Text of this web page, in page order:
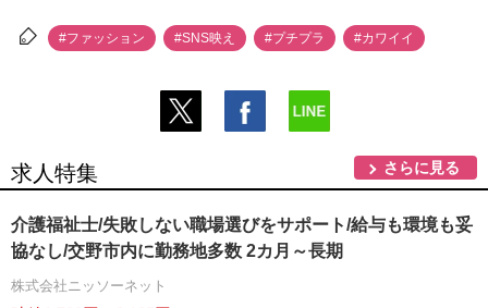
#ファッション #SNS映え #プチプラ #カワイイ
求人特集 さらに見る
介護福祉士/失敗しない職場選びをサポート/給与も環境も妥
協なし/交野市内に勤務地多数 2カ月～長期
株式会社ニッソーネット